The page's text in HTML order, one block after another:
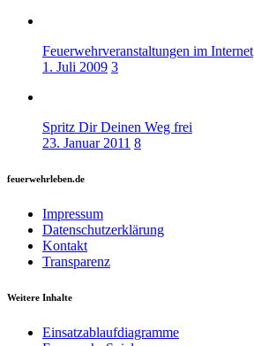
Feuerwehrveranstaltungen im Internet
1. Juli 2009 3
Spritz Dir Deinen Weg frei
23. Januar 2011 8
feuerwehrleben.de
Impressum
Datenschutzerklärung
Kontakt
Transparenz
Weitere Inhalte
Einsatzablaufdiagramme